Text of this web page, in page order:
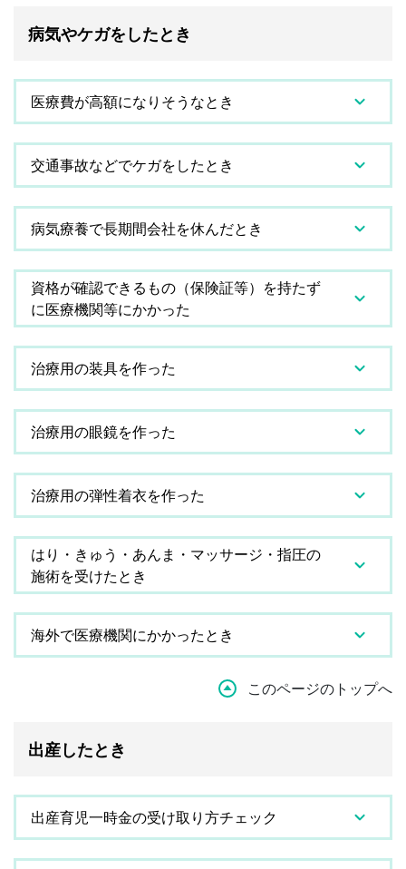
病気やケガをしたとき
医療費が高額になりそうなとき
交通事故などでケガをしたとき
病気療養で長期間会社を休んだとき
資格が確認できるもの（保険証等）を持たず
に医療機関等にかかった
治療用の装具を作った
治療用の眼鏡を作った
治療用の弾性着衣を作った
はり・きゅう・あんま・マッサージ・指圧の
施術を受けたとき
海外で医療機関にかかったとき
このページのトップへ
出産したとき
出産育児一時金の受け取り方チェック